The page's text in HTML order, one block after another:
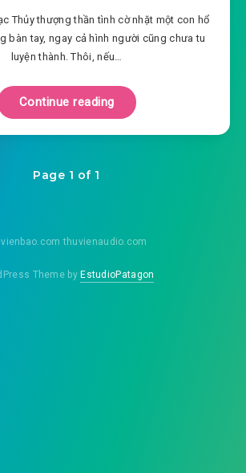
Thủy thượng thần tình cờ nhặt một con hổ
bàn tay, ngay cả hình người cũng chưa tu
luyện thành. Thôi, nếu…
Continue reading
Page 1 of 1
thuvienaudio.com
Theme byEstudioPatagon